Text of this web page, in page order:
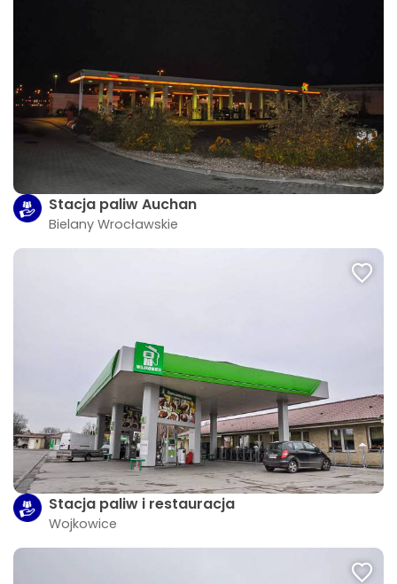
Stacja paliw Auchan
Bielany Wrocławskie
Stacja paliw i restauracja
Wojkowice